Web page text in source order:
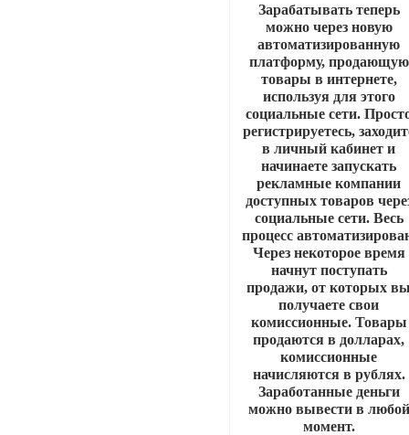
Зарабатывать теперь
можно через новую
автоматизированную
платформу, продающую
товары в интернете,
используя для этого
социальные сети.
регистрируетесь,
в личный кабинет и
начинаете запускать
рекламные компании
доступных товаров
социальные сети. Весь
процесс
Через некоторое время
начнут поступать
продажи, от которых
получаете свои
комиссионные. Товары
продаются в долларах,
комиссионные
начисляются в рублях.
Заработанные деньги
можно вывести в любой
момент.